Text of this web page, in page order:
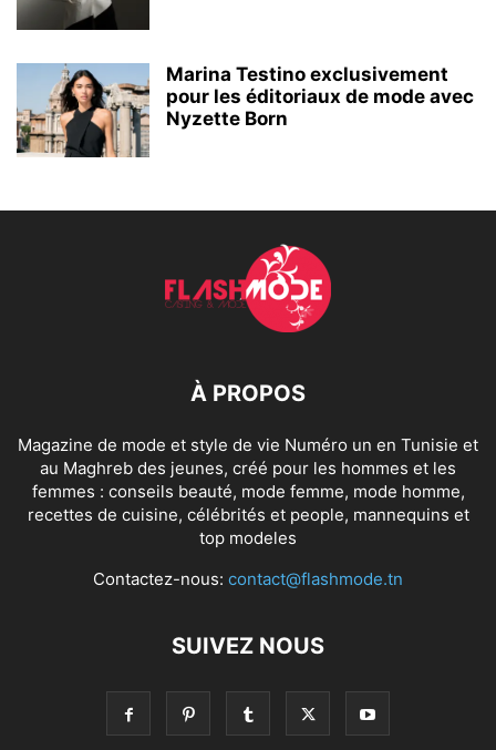
Marina Testino exclusivement
pour les éditoriaux de mode avec
Nyzette Born
À PROPOS
Magazine de mode et style de vie Numéro un en Tunisie et
au Maghreb des jeunes, créé pour les hommes et les
femmes : conseils beauté, mode femme, mode homme,
recettes de cuisine, célébrités et people, mannequins et
top modeles
Contactez-nous: contact@flashmode.tn
SUIVEZ NOUS